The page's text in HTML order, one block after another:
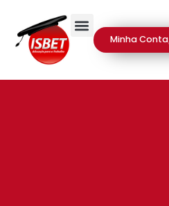
Minha Conta